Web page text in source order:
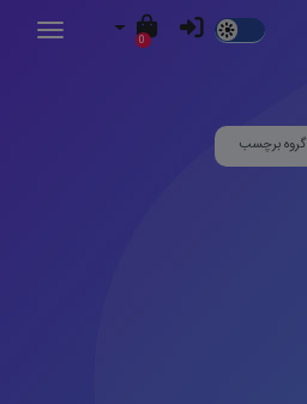
Dark
0
گروه برچسب